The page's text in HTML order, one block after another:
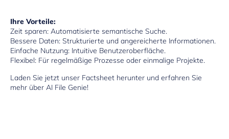
Ihre Vorteile:
Zeit sparen: Automatisierte semantische Suche.
Bessere Daten: Strukturierte und angereicherte Informationen.
Einfache Nutzung: Intuitive Benutzeroberfläche.
Flexibel: Für regelmäßige Prozesse oder einmalige Projekte.
Laden Sie jetzt unser Factsheet herunter und erfahren Sie
mehr über AI File Genie!